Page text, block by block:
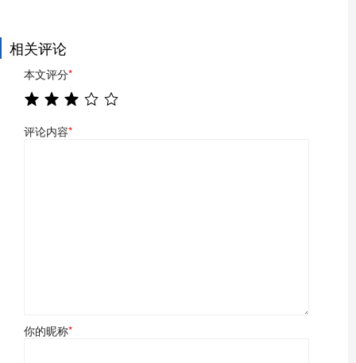
相关评论
本文评分*
评论内容*
你的昵称*